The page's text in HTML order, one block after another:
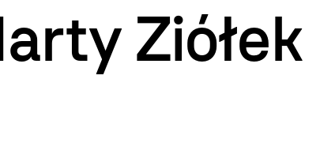
Ziółek